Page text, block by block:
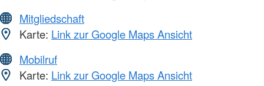
Mitgliedschaft
Karte: Link zur Google Maps Ansicht
Mobilruf
Karte: Link zur Google Maps Ansicht